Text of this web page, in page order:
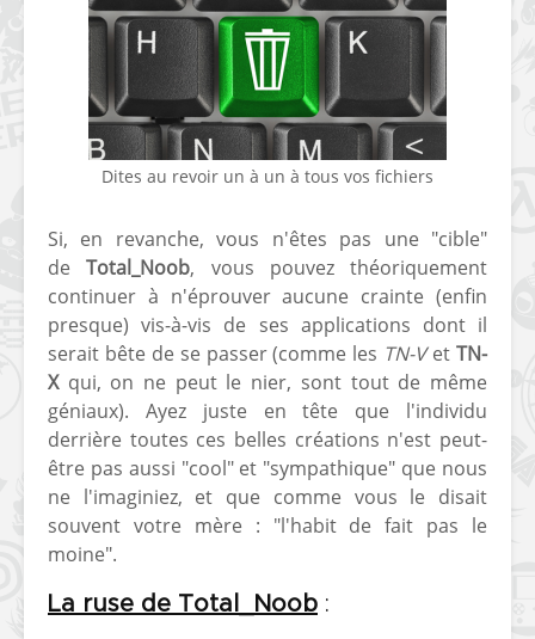
Dites au revoir un à un à tous vos fichiers
Si, en revanche, vous n'êtes pas une "cible"
deTotal_Noob, vous pouvez théoriquement
continuer à n'éprouver aucune crainte (enfin
presque) vis-à-vis de ses applications dont il
serait bête de se passer (comme les TN-VetTN-
Xqui, on ne peut le nier, sont tout de même
géniaux). Ayez juste en tête que l'individu
derrière toutes ces belles créations n'est peut-
être pas aussi "cool" et "sympathique" que nous
ne l'imaginiez, et que comme vous le disait
souvent votre mère : "l'habit de fait pas le
moine".
La ruse de Total_Noob :